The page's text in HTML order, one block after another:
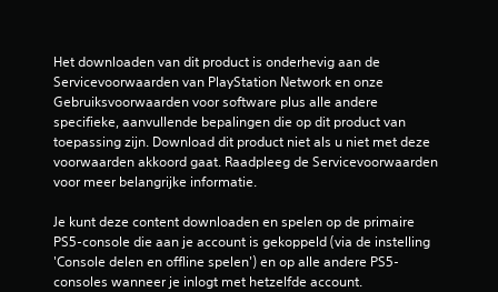
Het downloaden van dit product is onderhevig aan de
Servicevoorwaarden van PlayStation Network en onze
Gebruiksvoorwaarden voor software plus alle andere
specifieke, aanvullende bepalingen die op dit product van
toepassing zijn. Download dit product niet als u niet met deze
voorwaarden akkoord gaat. Raadpleeg de Servicevoorwaarden
voor meer belangrijke informatie.
Je kunt deze content downloaden en spelen op de primaire
PS5-console die aan je account is gekoppeld (via de instelling
'Console delen en offline spelen') en op alle andere PS5-
consoles wanneer je inlogt met hetzelfde account.